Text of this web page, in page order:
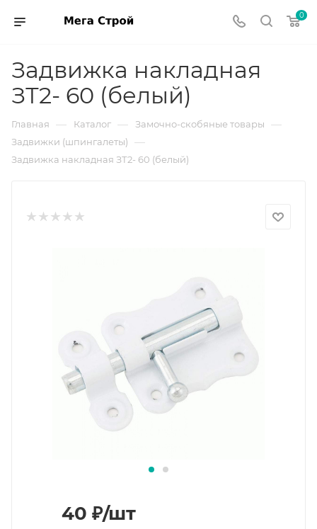
0
Задвижка накладная
ЗТ2- 60 (белый)
Главная — Каталог — Замочно-скобяные товары —
Задвижки (шпингалеты) —
Задвижка накладная ЗТ2- 60 (белый)
40 ₽/шт